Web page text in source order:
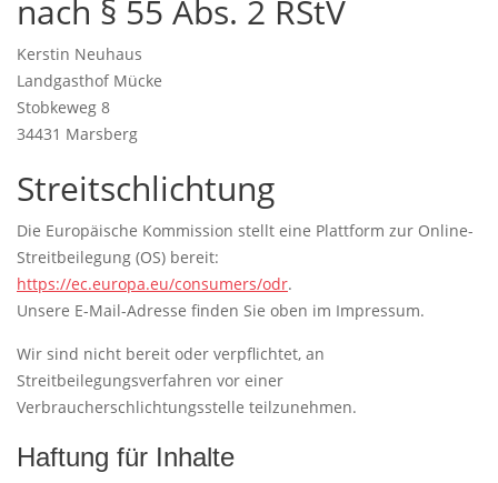
nach § 55 Abs. 2 RStV
Kerstin Neuhaus
Landgasthof Mücke
Stobkeweg 8
34431 Marsberg
Streitschlichtung
Die Europäische Kommission stellt eine Plattform zur Online-
Streitbeilegung (OS) bereit:
https://ec.europa.eu/consumers/odr.
Unsere E-Mail-Adresse finden Sie oben im Impressum.
Wir sind nicht bereit oder verpflichtet, an
Streitbeilegungsverfahren vor einer
Verbraucherschlichtungsstelle teilzunehmen.
Haftung für Inhalte